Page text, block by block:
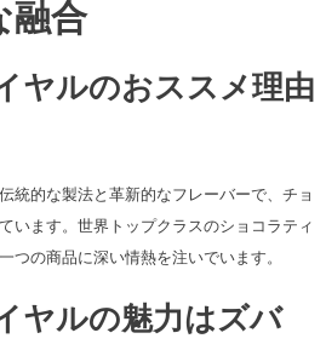
融合
ヤルのおススメ理由
統的な製法と革新的なフレーバーで、チョ
います。世界トップクラスのショコラティ
つの商品に深い情熱を注いでいます。
ヤルの魅力はズバ